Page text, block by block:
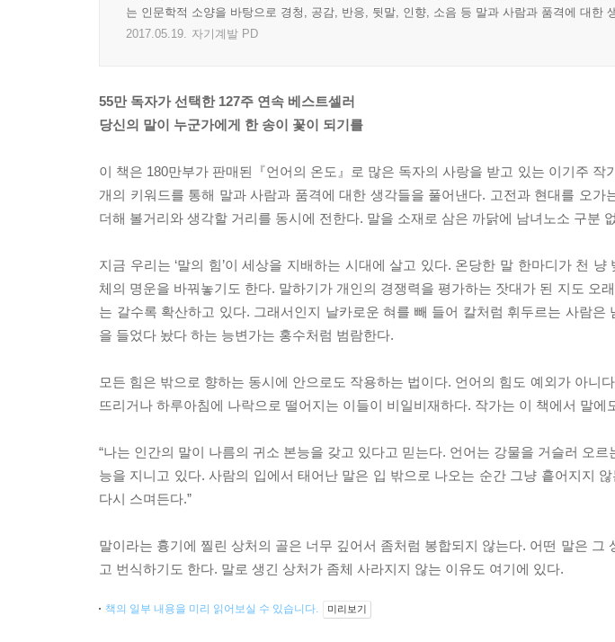
는 인문학적 소양을 바탕으로 경청, 공감, 반응, 뒷말, 인향, 소음 등 말과 사람과 품격에 대한
2017.05.19. 자기계발 PD
55만 독자가 선택한 127주 연속 베스트셀러
당신의 말이 누군가에게 한 송이 꽃이 되기를
이 책은 180만부가 판매된『언어의 온도』로 많은 독자의 사랑을 받고 있는 이기주
개의 키워드를 통해 말과 사람과 품격에 대한 생각들을 풀어낸다. 고전과 현대를 오
더해 볼거리와 생각할 거리를 동시에 전한다. 말을 소재로 삼은 까닭에 남녀노소 구분
지금 우리는 ‘말의 힘’이 세상을 지배하는 시대에 살고 있다. 온당한 말 한마디가 천
체의 명운을 바꿔놓기도 한다. 말하기가 개인의 경쟁력을 평가하는 잣대가 된 지도 오
는 갈수록 확산하고 있다. 그래서인지 날카로운 혀를 빼 들어 칼처럼 휘두르는 사람
을 들었다 놨다 하는 능변가는 홍수처럼 범람한다.
모든 힘은 밖으로 향하는 동시에 안으로도 작용하는 법이다. 언어의 힘도 예외가 아니
뜨리거나 하루아침에 나락으로 떨어지는 이들이 비일비재하다. 작가는 이 책에서 말에
“나는 인간의 말이 나름의 귀소 본능을 갖고 있다고 믿는다. 언어는 강물을 거슬러 오
능을 지니고 있다. 사람의 입에서 태어난 말은 입 밖으로 나오는 순간 그냥 흩어지지
다시 스며든다.”
말이라는 흉기에 찔린 상처의 골은 너무 깊어서 좀처럼 봉합되지 않는다. 어떤 말은
고 번식하기도 한다. 말로 생긴 상처가 좀체 사라지지 않는 이유도 여기에 있다.
책의 일부 내용을 미리 읽어보실 수 있습니다. 미리보기